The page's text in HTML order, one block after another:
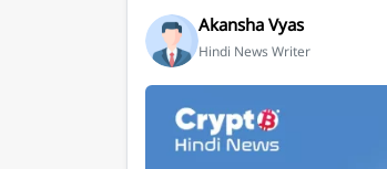
Akansha Vyas
Hindi News Writer
Token2049 Dubai 2026